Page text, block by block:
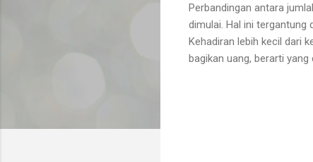
Perbandingan antara
dimulai. Hal ini tergantung
Kehadiran lebih kecil dari
bagikan uang, berarti yang